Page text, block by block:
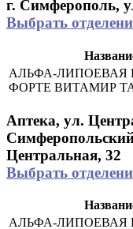
г. Симферополь,
Выбрать
АЛЬФА-ЛИПОЕВАЯ
ФОРТЕ ВИТАМИР
Аптека, ул.
Центральная, 32
Выбрать
АЛЬФА-ЛИПОЕВАЯ